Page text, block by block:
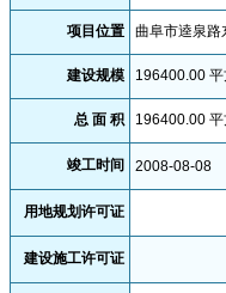
项目位置 曲阜市逵泉路
建设规模 196400.00
总 面 积 196400.00
竣工时间 2008-08-08
用地规划许可证
建设施工许可证